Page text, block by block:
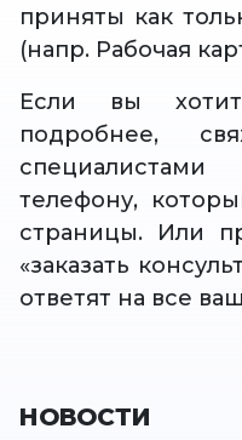
приняты как
(напр. Рабочая
Если вы
подробнее,
телефону,
страницы. Или
«заказать
ответят на все
НОВОСТИ